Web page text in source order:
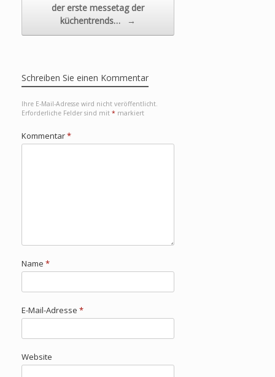
der erste messetag der
küchentrends…
→
Schreiben Sie einen Kommentar
Ihre E-Mail-Adresse wird nicht veröffentlicht.
Erforderliche Felder sind mit * markiert
Kommentar*
Name *
E-Mail-Adresse *
Website